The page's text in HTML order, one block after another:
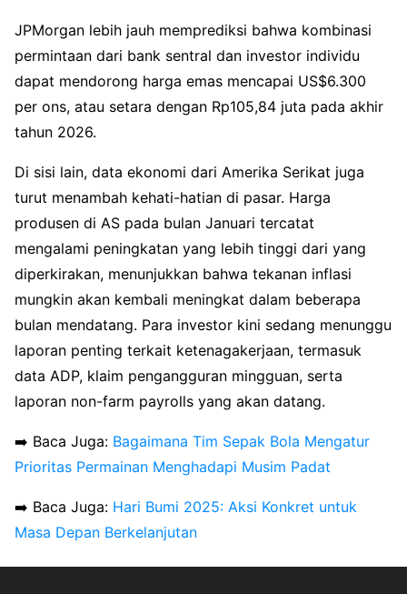
JPMorgan lebih jauh memprediksi bahwa kombinasi
permintaan dari bank sentral dan investor individu
dapat mendorong harga emas mencapai US$6.300
per ons, atau setara dengan Rp105,84 juta pada akhir
tahun 2026.
Di sisi lain, data ekonomi dari Amerika Serikat juga
turut menambah kehati-hatian di pasar. Harga
produsen di AS pada bulan Januari tercatat
mengalami peningkatan yang lebih tinggi dari yang
diperkirakan, menunjukkan bahwa tekanan inflasi
mungkin akan kembali meningkat dalam beberapa
bulan mendatang. Para investor kini sedang menunggu
laporan penting terkait ketenagakerjaan, termasuk
data ADP, klaim pengangguran mingguan, serta
laporan non-farm payrolls yang akan datang.
➡️ Baca Juga: Bagaimana Tim Sepak Bola Mengatur
Prioritas Permainan Menghadapi Musim Padat
➡️ Baca Juga: Hari Bumi 2025: Aksi Konkret untuk
Masa Depan Berkelanjutan